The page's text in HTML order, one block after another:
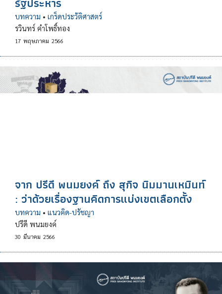
บทความ • เกร็ดประวัติศาสตร์
รวินทร์ คำโพธิ์ทอง
17 พฤษภาคม 2566
จาก ปรีดี พนมยงค์ ถึง สุกิจ นิมมานเหมินท์
: ว่าด้วยเรื่องฐานคิดการแบ่งเขตเลือกตั้ง
บทความ • แนวคิด-ปรัชญา
ปรีดี พนมยงค์
30 มีนาคม 2566